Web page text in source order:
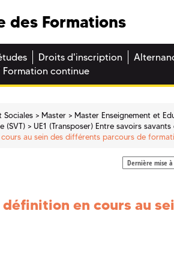
des Formations
Droits d'inscription
Formation continue
Sociales Master
Master Enseignement et
(SVT)
UE1 (Transposer) Entre savoirs
cours au sein des différents parcours de
Dernière mise
définition en cours au